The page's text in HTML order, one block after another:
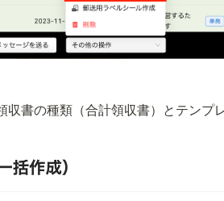
書の種類（合計領収書）とテンプ